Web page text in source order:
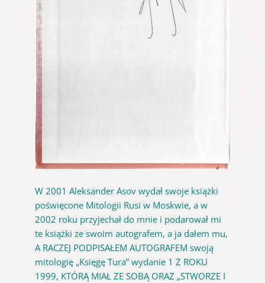
W 2001 Aleksander Asov wydał swoje książki
poświęcone Mitologii Rusi w Moskwie, a w
2002 roku przyjechał do mnie i podarował mi
te książki ze swoim autografem, a ja dałem mu,
A RACZEJ PODPISAŁEM AUTOGRAFEM swoją
mitologię „Księgę Tura” wydanie 1 Z ROKU
1999, KTÓRĄ MIAŁ ZE SOBĄ ORAZ „STWORZE I